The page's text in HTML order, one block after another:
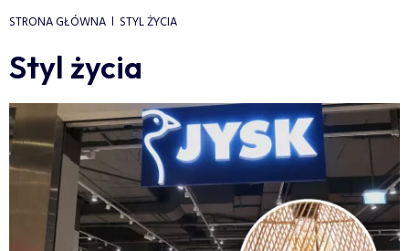
STRONA GŁÓWNA STYL ŻYCIA
Styl życia